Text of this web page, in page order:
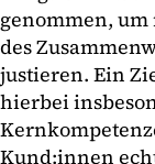
genommen,
des
justieren. Ein
hierbei
Kund:innen